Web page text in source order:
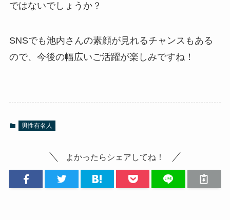
ではないでしょうか？
SNSでも池内さんの素顔が見れるチャンスもある
ので、今後の幅広いご活躍が楽しみですね！
男性有名人
よかったらシェアしてね！